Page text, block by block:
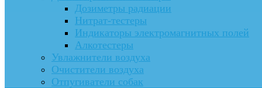
Дозиметры радиации
Нитрат-тестеры
Индикаторы электромагнитных полей
Алкотестеры
Увлажнители воздуха
Очистители воздуха
Отпугиватели собак